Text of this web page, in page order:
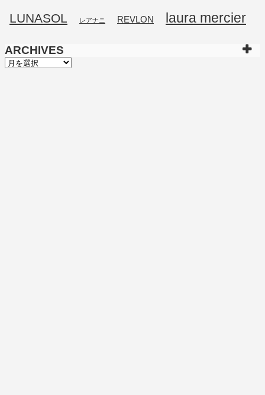
LUNASOL レアナニ REVLON laura mercier
ARCHIVES
ARCHIVES